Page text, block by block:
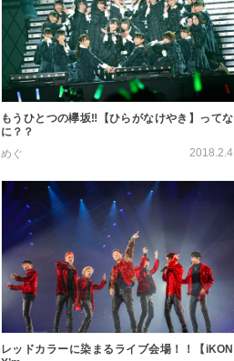
もうひとつの欅坂‼【ひらがなけやき】ってな
に？？
めぐ
2018.2.4
レッドカラーに染まるライブ会場！！【iKON